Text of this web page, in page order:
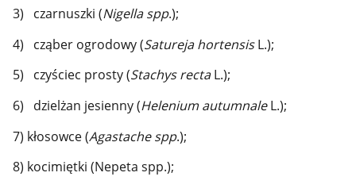
3) czarnuszki (Nigella spp.);
4) cząber ogrodowy (Satureja hortensisL.);
5) czyściec prosty (Stachys rectaL.);
6) dzielżan jesienny (Helenium autumnaleL.);
7) kłosowce (Agastache spp.);
8) kocimiętki (Nepeta spp.);